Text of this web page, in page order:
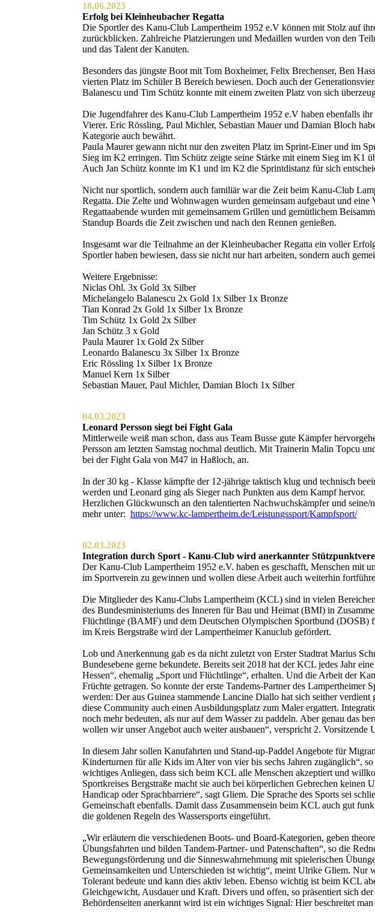
18.06.2023
Erfolg bei Kleinheubacher Regatta
Die Sportler des Kanu-Club Lampertheim 1952 e.V können mit Stolz auf
zurückblicken. Zahlreiche Platzierungen und Medaillen wurden von den
und das Talent der Kanuten.
Besonders das jüngste Boot mit Tom Boxheimer, Felix Brechenser, Ben
vierten Platz im Schüler B Bereich bewiesen. Doch auch der
Balanescu und Tim Schütz konnte mit einem zweiten Platz von sich
Die Jugendfahrer des Kanu-Club Lampertheim 1952 e.V haben ebenfalls
Vierer. Eric Rössling, Paul Michler, Sebastian Mauer und Damian Bloch
Kategorie auch bewährt.
Paula Maurer gewann nicht nur den zweiten Platz im Sprint-Einer und im
Sieg im K2 erringen. Tim Schütz zeigte seine Stärke mit einem Sieg im K1
Auch Jan Schütz konnte im K1 und im K2 die Sprintdistanz für sich
Nicht nur sportlich, sondern auch familiär war die Zeit beim Kanu-Club
Regatta. Die Zelte und Wohnwagen wurden gemeinsam aufgebaut und
Regattaabende wurden mit gemeinsamem Grillen und gemütlichem
Standup Boards die Zeit zwischen und nach den Rennen genießen.
Insgesamt war die Teilnahme an der Kleinheubacher Regatta ein voller
Sportler haben bewiesen, dass sie nicht nur hart arbeiten, sondern auch
Weitere Ergebnisse:
Niclas Ohl. 3x Gold 3x Silber
Michelangelo Balanescu 2x Gold 1x Silber 1x Bronze
Tian Konrad 2x Gold 1x Silber 1x Bronze
Tim Schütz 1x Gold 2x Silber
Jan Schütz 3 x Gold
Paula Maurer 1x Gold 2x Silber
Leonardo Balanescu 3x Silber 1x Bronze
Eric Rössling 1x Silber 1x Bronze
Manuel Kern 1x Silber
Sebastian Mauer, Paul Michler, Damian Bloch 1x Silber
04.03.2023
Leonard Persson siegt bei Fight Gala
Mittlerweile weiß man schon, dass aus Team Busse gute Kämpfer
Persson am letzten Samstag nochmal deutlich. Mit Trainerin Malin Topcu
bei der Fight Gala von M47 in Haßloch, an.
In der 30 kg - Klasse kämpfte der 12-jährige taktisch klug und technisch
werden und Leonard ging als Sieger nach Punkten aus dem Kampf hervor.
Herzlichen Glückwunsch an den talentierten Nachwuchskämpfer und seine/
mehr unter: https://www.kc-lampertheim.de/Leistungssport/Kampfsport/
02.03.2023
Integration durch Sport - Kanu-Club wird anerkannter
Der Kanu-Club Lampertheim 1952 e.V. haben es geschafft, Menschen mit
im Sportverein zu gewinnen und wollen diese Arbeit auch weiterhin
Die Mitglieder des Kanu-Clubs Lampertheim (KCL) sind in vielen
des Bundesministeriums des Inneren für Bau und Heimat (BMI) in
Flüchtlinge (BAMF) und dem Deutschen Olympischen Sportbund (DOSB)
im Kreis Bergstraße wird der Lampertheimer Kanuclub gefördert.
Lob und Anerkennung gab es da nicht zuletzt von Erster Stadtrat Marius
Bundesebene gerne bekundete. Bereits seit 2018 hat der KCL jedes Jahr
Hessen“, ehemalig „Sport und Flüchtlinge“, erhalten. Und die Arbeit der
Früchte getragen. So konnte der erste Tandems-Partner des Lampertheimer
werden: Der aus Guinea stammende Lancine Diallo hat sich seither
diese Community auch einen Ausbildungsplatz zum Maler ergattert.
noch mehr bedeuten, als nur auf dem Wasser zu paddeln. Aber genau das
wollen wir unser Angebot auch weiter ausbauen“, verspricht 2. Vorsitzende
In diesem Jahr sollen Kanufahrten und Stand-up-Paddel Angebote für
Kinderturnen für alle Kids im Alter von vier bis sechs Jahren zugänglich“,
wichtiges Anliegen, dass sich beim KCL alle Menschen akzeptiert und
Sportkreises Bergstraße macht sie auch bei körperlichen Gebrechen keinen
Handicap oder Sprachbarriere“, sagt Gliem. Die Sprache des Sports sei
Gemeinschaft ebenfalls. Damit dass Zusammensein beim KCL auch gut
die goldenen Regeln des Wassersports eingeführt.
„Wir erläutern die verschiedenen Boots- und Board-Kategorien, geben
Übungsfahrten und bilden Tandem-Partner- und Patenschaften“, so die
Bewegungsförderung und die Sinneswahrnehmung mit spielerischen
Gemeinsamkeiten und Unterschieden ist wichtig“, meint Ulrike Gliem. Nur
Tolerant bedeute und kann dies aktiv leben. Ebenso wichtig ist beim KCL
Gleichgewicht, Ausdauer und Kraft. Divers und offen, so präsentiert sich
Behördenseiten anerkannt wird ist ein wichtiges Signal: Hier beschreitet